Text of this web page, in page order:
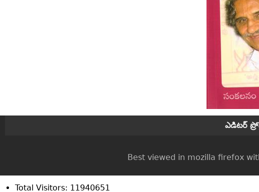
ఎడిటర్
Best viewed in mozilla firefox
Total Visitors: 11940651